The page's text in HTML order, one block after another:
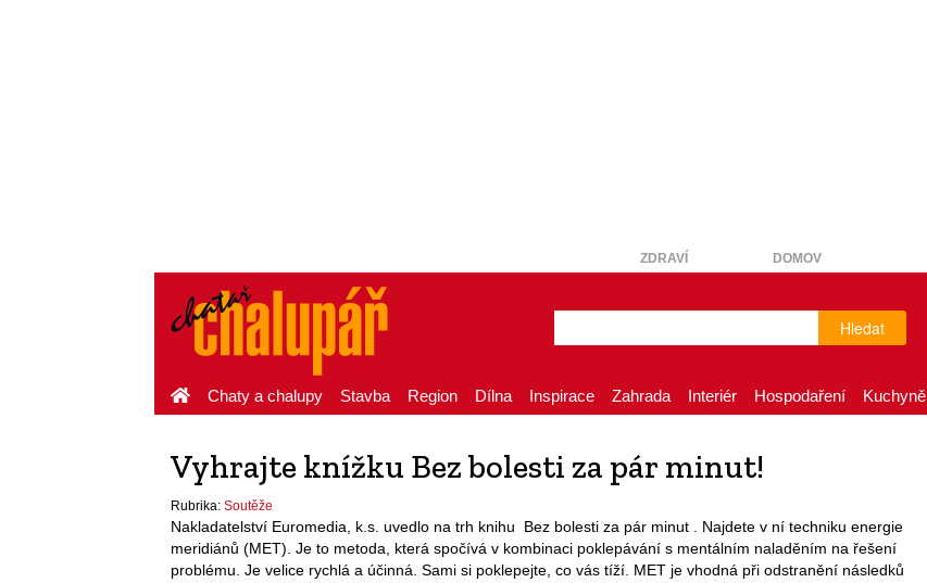
ZDRAVÍ DOMOV
Hledat
Chaty a chalupy Stavba Region Dílna Inspirace Zahrada Interiér Hospodaření Kuchyně
Vyhrajte knížku Bez bolesti za pár minut!
Rubrika: Soutěže
Nakladatelství Euromedia, k.s. uvedlo na trh knihu Bez bolesti za pár minut . Najdete v ní techniku energie
meridiánů (MET). Je to metoda, která spočívá v kombinaci poklepávání s mentálním naladěním na řešení
problému. Je velice rychlá a účinná. Sami si poklepejte, co vás tíží. MET je vhodná při odstranění následků